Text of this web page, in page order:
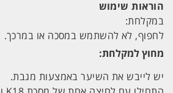
הוראות שימוש
במקלחת:
לחפוף, לא להשתמש במסכה או במרכך.
מחוץ למקלחת:
יש לייבש את השיער באמצעות מגבת.